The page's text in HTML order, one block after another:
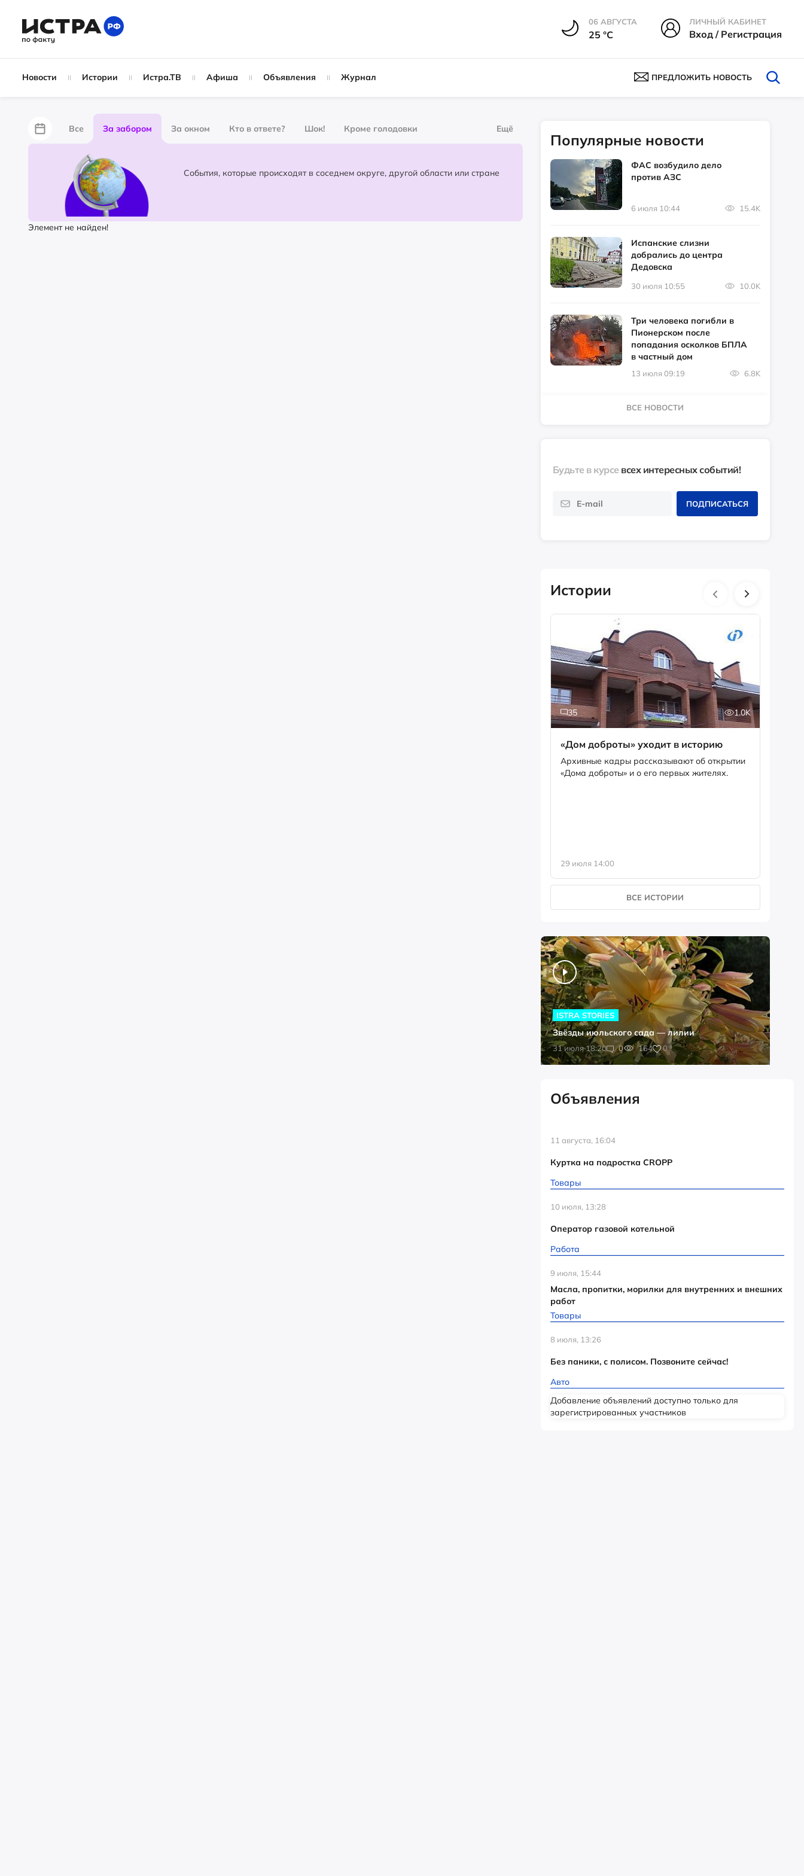
06 АВГУСТА
25 °С
ЛИЧНЫЙ КАБИНЕТ
Вход / Регистрация
Новости Истории Истра.ТВ Афиша Объявления Журнал ПРЕДЛОЖИТЬ НОВОСТЬ
Все За забором За окном Кто в ответе? Шок! Кроме голодовки
Лайфхаки
Народные новости
Ещё
События, которые происходят в соседнем округе, другой области или стране
Элемент не найден!
Популярные новости
ФАС возбудило дело
против АЗС
6 июля 10:44 15.4K
Испанские слизни
добрались до центра
Дедовска
30 июля 10:55 10.0K
Три человека погибли в
Пионерском после
попадания осколков БПЛА
в частный дом
13 июля 09:19 6.8K
ВСЕ НОВОСТИ
Будьте в курсе всех интересных событий!
ПОДПИСАТЬСЯ
Истории
35 1.0K
«Дом доброты» уходит в историю
Архивные кадры рассказывают об открытии
«Дома доброты» и о его первых жителях.
29 июля 14:00
ВСЕ ИСТОРИИ
31 июля 18:20 0 164 0
ISTRA STORIES
Звёзды июльского сада — лилии
Объявления
11 августа, 16:04
Куртка на подростка CROPP
Товары
10 июля, 13:28
Оператор газовой котельной
Работа
9 июля, 15:44
Масла, пропитки, морилки для внутренних и внешних
работ
Товары
8 июля, 13:26
Без паники, с полисом. Позвоните сейчас!
Авто
Добавление объявлений доступно только для
зарегистрированных участников